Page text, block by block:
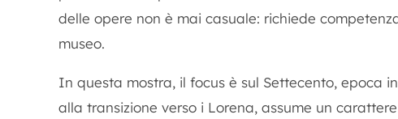
delle opere non è mai casuale: richiede
museo.
In questa mostra, il focus è sul Settecento, epoca
alla transizione verso i Lorena, assume un